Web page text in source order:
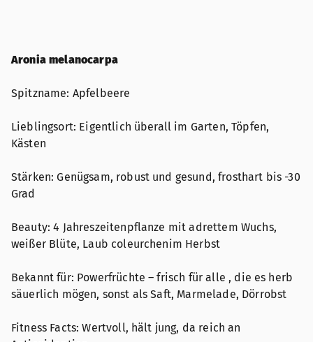
Aronia melanocarpa
Spitzname: Apfelbeere
Lieblingsort: Eigentlich überall im Garten, Töpfen,
Kästen
Stärken: Genügsam, robust und gesund, frosthart bis -30
Grad
Beauty: 4 Jahreszeitenpflanze mit adrettem Wuchs,
weißer Blüte, Laub coleurchenim Herbst
Bekannt für: Powerfrüchte – frisch für alle , die es herb
säuerlich mögen, sonst als Saft, Marmelade, Dörrobst
Fitness Facts: Wertvoll, hält jung, da reich an